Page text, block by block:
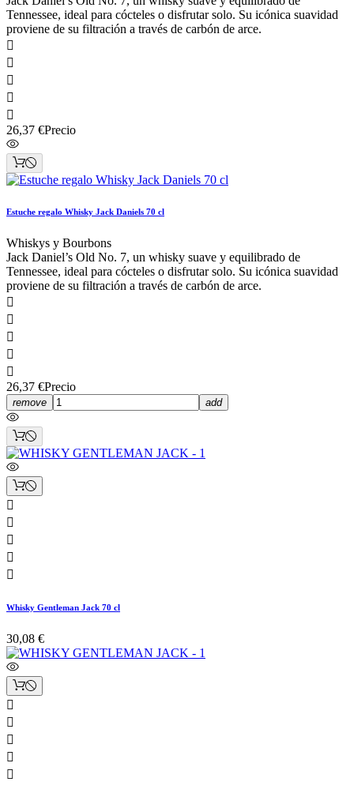
Tennessee, ideal para cócteles o disfrutar solo. Su icónica suavidad
proviene de su filtración a través de carbón de arce.





26,37 €Precio
Estuche regalo Whisky Jack Daniels 70 cl
Whiskys y Bourbons
Jack Daniel’s Old No. 7, un whisky suave y equilibrado de
Tennessee, ideal para cócteles o disfrutar solo. Su icónica suavidad
proviene de su filtración a través de carbón de arce.





26,37 €Precio
remove add





Whisky Gentleman Jack 70 cl
30,08 €




